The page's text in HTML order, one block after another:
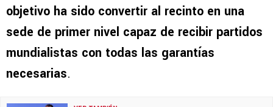
objetivo ha sido convertir al recinto en una
sede de primer nivel capaz de recibir partidos
mundialistas con todas las garantías
necesarias.